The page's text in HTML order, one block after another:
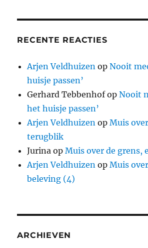
RECENTE REACTIES
Arjen Veldhuizen opNooit
huisje passen’
Gerhard TebbenhofopNooit
het huisje passen’
Arjen Veldhuizen opMuis
terugblik
Jurina opMuis over de grens,
Arjen Veldhuizen opMuis
beleving (4)
ARCHIEVEN